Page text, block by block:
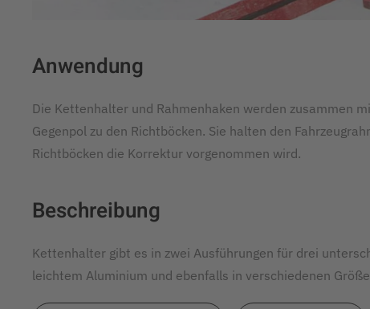
Anwendung
Die Kettenhalter und Rahmenhaken werden zusammen
Gegenpol zu den Richtböcken. Sie halten den
Richtböcken die Korrektur vorgenommen wird.
Beschreibung
Kettenhalter gibt es in zwei Ausführungen für drei
leichtem Aluminium und ebenfalls in verschiedenen